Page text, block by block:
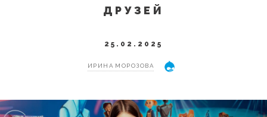
ДРУЗЕЙ
25.02.2025
ИРИНА МОРОЗОВА